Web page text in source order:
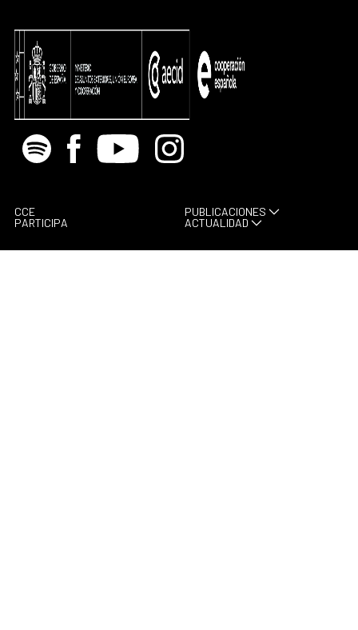
Spotify Facebook
Youtube Instagram
CCE
PARTICIPA
PUBLICACIONES
ACTUALIDAD